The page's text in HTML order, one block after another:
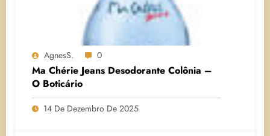
AgnesS. 0
Ma Chérie Jeans Desodorante Colônia –
O Boticário
14 De Dezembro De 2025